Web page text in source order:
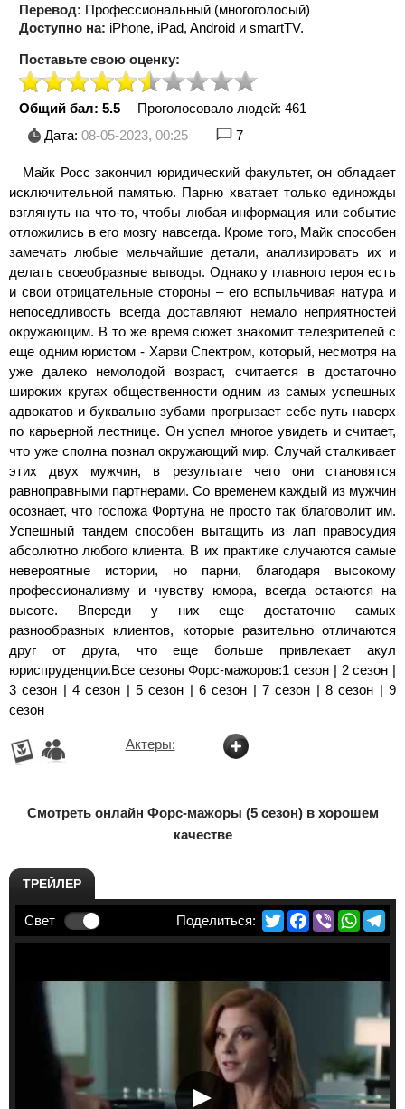
Перевод: Профессиональный (многоголосый)
Доступно на: iPhone, iPad, Android и smartTV.
Поставьте свою оценку:
Общий бал: 5.5 Проголосовало людей: 461
Дата: 08-05-2023, 00:25 7
Майк Росс закончил юридический факультет, он обладает
исключительной памятью. Парню хватает только единожды
взглянуть на что-то, чтобы любая информация или событие
отложились в его мозгу навсегда. Кроме того, Майк способен
замечать любые мельчайшие детали, анализировать их и
делать своеобразные выводы. Однако у главного героя есть
и свои отрицательные стороны – его вспыльчивая натура и
непоседливость всегда доставляют немало неприятностей
окружающим. В то же время сюжет знакомит телезрителей с
еще одним юристом - Харви Спектром, который, несмотря на
уже далеко немолодой возраст, считается в достаточно
широких кругах общественности одним из самых успешных
адвокатов и буквально зубами прогрызает себе путь наверх
по карьерной лестнице. Он успел многое увидеть и считает,
что уже сполна познал окружающий мир. Случай сталкивает
этих двух мужчин, в результате чего они становятся
равноправными партнерами. Со временем каждый из мужчин
осознает, что госпожа Фортуна не просто так благоволит им.
Успешный тандем способен вытащить из лап правосудия
абсолютно любого клиента. В их практике случаются самые
невероятные истории, но парни, благодаря высокому
профессионализму и чувству юмора, всегда остаются на
высоте. Впереди у них еще достаточно самых
разнообразных клиентов, которые разительно отличаются
друг от друга, что еще больше привлекает акул
юриспруденции.Все сезоны Форс-мажоров:1 сезон | 2 сезон |
3 сезон | 4 сезон | 5 сезон | 6 сезон | 7 сезон | 8 сезон | 9
сезон
Актеры:
Смотреть онлайн Форс-мажоры (5 сезон) в хорошем
качестве
ТРЕЙЛЕР
Свет TwitterFacebook
Viber